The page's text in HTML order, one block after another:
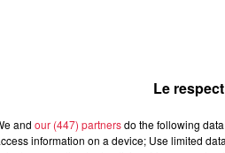
de
18h pour l'inauguration de "Glisse
19h /Mercredi : 10h30-19h /
Le
and our (447) partnersdo the following
information on a device; Use limited